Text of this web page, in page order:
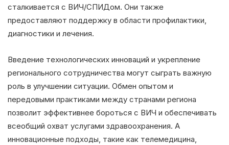
сталкивается с ВИЧ/СПИДом. Они также
предоставляют поддержку в области профилактики,
диагностики и лечения.
Введение технологических инноваций и укрепление
регионального сотрудничества могут сыграть важную
роль в улучшении ситуации. Обмен опытом и
передовыми практиками между странами региона
позволит эффективнее бороться с ВИЧ и обеспечивать
всеобщий охват услугами здравоохранения. А
инновационные подходы, такие как телемедицина,